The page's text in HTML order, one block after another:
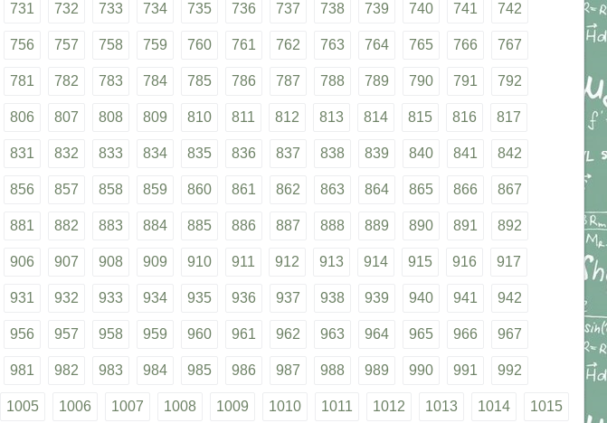
731 732 733 734 735 736 737 738 739 740 741 742
756 757 758 759 760 761 762 763 764 765 766 767
781 782 783 784 785 786 787 788 789 790 791 792
806 807 808 809 810 811 812 813 814 815 816 817
831 832 833 834 835 836 837 838 839 840 841 842
856 857 858 859 860 861 862 863 864 865 866 867
881 882 883 884 885 886 887 888 889 890 891 892
906 907 908 909 910 911 912 913 914 915 916 917
931 932 933 934 935 936 937 938 939 940 941 942
956 957 958 959 960 961 962 963 964 965 966 967
981 982 983 984 985 986 987 988 989 990 991 992
1005 1006 1007 1008 1009 1010 1011 1012 1013 1014 1015